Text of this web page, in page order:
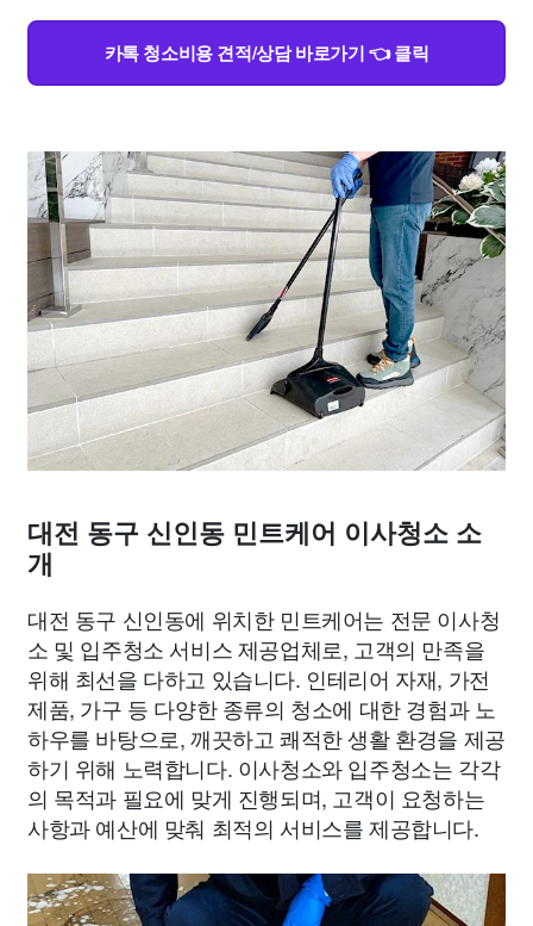
카톡 청소비용 견적/상담 바로가기 👈 클릭
대전 동구 신인동 민트케어 이사청소 소
개
대전 동구 신인동에 위치한 민트케어는 전문 이사청
소 및 입주청소 서비스 제공업체로, 고객의 만족을
위해 최선을 다하고 있습니다. 인테리어 자재, 가전
제품, 가구 등 다양한 종류의 청소에 대한 경험과 노
하우를 바탕으로, 깨끗하고 쾌적한 생활 환경을 제공
하기 위해 노력합니다. 이사청소와 입주청소는 각각
의 목적과 필요에 맞게 진행되며, 고객이 요청하는
사항과 예산에 맞춰 최적의 서비스를 제공합니다.